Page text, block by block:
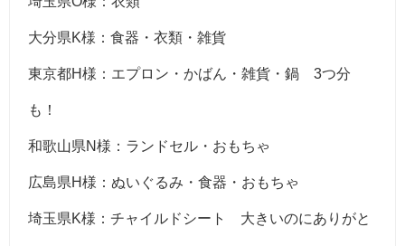
大分県K様：食器・衣類・雑貨
東京都H様：エプロン・かばん・雑貨・鍋 3つ分
も！
和歌山県N様：ランドセル・おもちゃ
広島県H様：ぬいぐるみ・食器・おもちゃ
埼玉県K様：チャイルドシート 大きいのにありがと